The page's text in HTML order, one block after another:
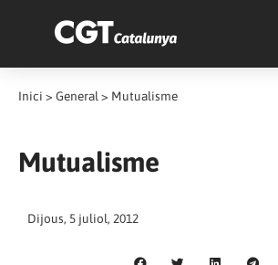
Inici > General > Mutualisme
Mutualisme
Dijous, 5 juliol, 2012